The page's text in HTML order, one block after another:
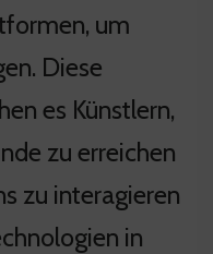
um
Diese
es Künstlern,
zu erreichen
zu interagieren
in